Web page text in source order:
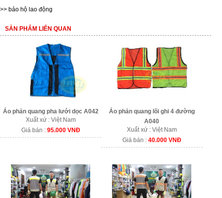
>> bảo hộ lao động
SẢN PHẨM LIÊN QUAN
Áo phản quang pha lưới dọc A042
Xuất xứ : Việt Nam
Giá bán : 95.000 VNĐ
Áo phản quang lõi ghi 4 đường
A040
Xuất xứ : Việt Nam
Giá bán : 40.000 VNĐ